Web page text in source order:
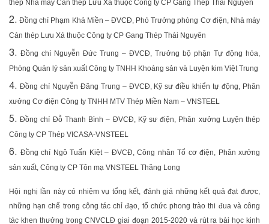
thép Nhà máy Cán thép Lưu Xá thuộc Công ty CP Gang Thép Thái Nguyên
Đồng chí Phạm Khả Miền – ĐVCĐ, Phó Trưởng phòng Cơ điện, Nhà máy
Cán thép Lưu Xá thuộc Công ty CP Gang Thép Thái Nguyên
Đồng chí Nguyễn Đức Trung – ĐVCĐ, Trưởng bộ phận Tự động hóa,
Phòng Quản lý sản xuất Công ty TNHH Khoáng sản và Luyện kim Việt Trung
Đồng chí Nguyễn Đăng Trung – ĐVCĐ, Kỹ sư điều khiển tự động, Phân
xưởng Cơ điện Công ty TNHH MTV Thép Miền Nam – VNSTEEL
Đồng chí Đỗ Thanh Bình – ĐVCĐ, Kỹ sư điện, Phân xưởng Luyện thép
Công ty CP Thép VICASA-VNSTEEL
Đồng chí Ngô Tuấn Kiệt – ĐVCĐ, Công nhân Tổ cơ điện, Phân xưởng
sản xuất, Công ty CP Tôn mạ VNSTEEL Thăng Long
Hội nghị lần này có nhiệm vụ tổng kết, đánh giá những kết quả đạt được,
những hạn chế trong công tác chỉ đạo, tổ chức phong trào thi đua và công
tác khen thưởng trong CNVCLĐ giai đoạn 2015-2020 và rút ra bài học kinh